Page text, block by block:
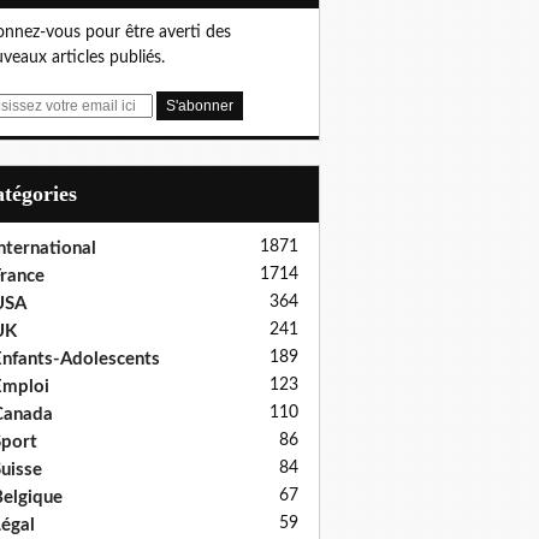
vous pour être averti des
articles publiés.
1871
1714
364
241
Adolescents 189
123
110
86
84
67
59